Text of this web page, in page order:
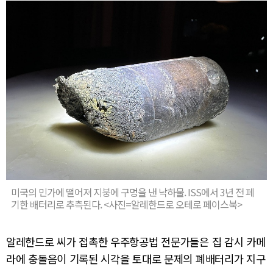
미국의 민가에 떨어져 지붕에 구멍을 낸 낙하물. ISS에서 3년 전 폐
기한 배터리로 추측된다. <사진=알레한드로 오테로 페이스북>
알레한드로 씨가 접촉한 우주항공법 전문가들은 집 감시 카메
라에 충돌음이 기록된 시각을 토대로 문제의 폐배터리가 지구